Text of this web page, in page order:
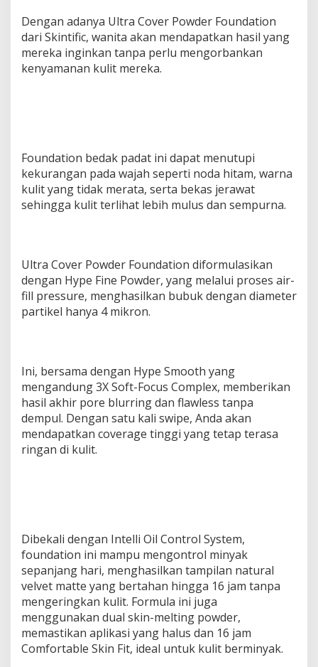
Dengan adanya Ultra Cover Powder Foundation
dari Skintific, wanita akan mendapatkan hasil yang
mereka inginkan tanpa perlu mengorbankan
kenyamanan kulit mereka.
Foundation bedak padat ini dapat menutupi
kekurangan pada wajah seperti noda hitam, warna
kulit yang tidak merata, serta bekas jerawat
sehingga kulit terlihat lebih mulus dan sempurna.
Ultra Cover Powder Foundation diformulasikan
dengan Hype Fine Powder, yang melalui proses air-
fill pressure, menghasilkan bubuk dengan diameter
partikel hanya 4 mikron.
Ini, bersama dengan Hype Smooth yang
mengandung 3X Soft-Focus Complex, memberikan
hasil akhir pore blurring dan flawless tanpa
dempul. Dengan satu kali swipe, Anda akan
mendapatkan coverage tinggi yang tetap terasa
ringan di kulit.
Dibekali dengan Intelli Oil Control System,
foundation ini mampu mengontrol minyak
sepanjang hari, menghasilkan tampilan natural
velvet matte yang bertahan hingga 16 jam tanpa
mengeringkan kulit. Formula ini juga
menggunakan dual skin-melting powder,
memastikan aplikasi yang halus dan 16 jam
Comfortable Skin Fit, ideal untuk kulit berminyak.